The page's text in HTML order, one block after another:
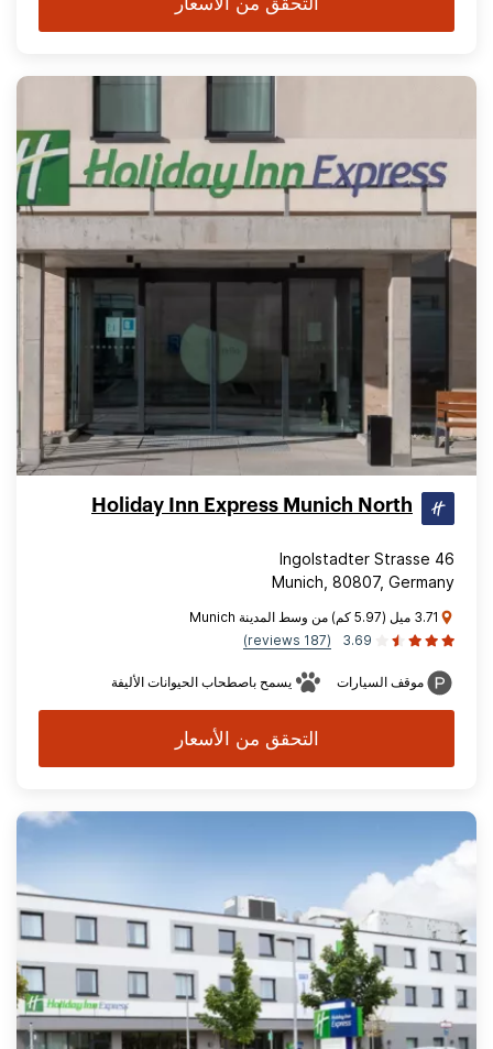
Holiday Inn Express Munich North
Ingolstadter Strasse 46
Munich, 80807, Germany
3.71 ميل (5.97 كم) من وسط المدينة Munich
3.69
(187 reviews)
موقف السيارات يسمح باصطحاب الحيوانات الأليفة
التحقق من الأسعار